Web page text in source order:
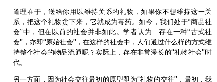
道理在于，送给你用以维持关系的礼物，如果你不想维持这一关
系，把这个礼物贪下来，它就成为毒药。如今，我们处于“商品社
会”中，但在以前的社会并非如此。学者认为，存在一种“古式社
会”，亦即“原始社会”，在这样的社会中，人们通过什么样的方式维
持整个社会的物品流通呢？实际上，存在非常漫长的“礼物社会”时
代。
另一方面，因为社会交往最初的原型即为“礼物的交往”，最初，我